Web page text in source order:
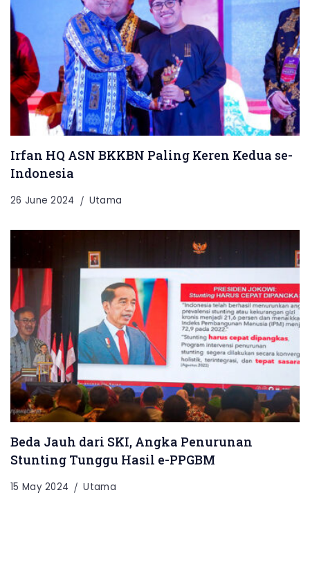
Irfan HQ ASN BKKBN Paling Keren Kedua se-
Indonesia
26 June 2024 Utama
Beda Jauh dari SKI, Angka Penurunan
Stunting Tunggu Hasil e-PPGBM
15 May 2024 Utama